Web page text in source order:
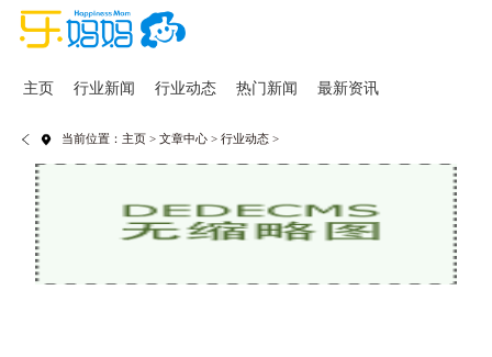
主页 行业新闻 行业动态 热门新闻 最新资讯
当前位置： 主页> 文章中心> 行业动态>